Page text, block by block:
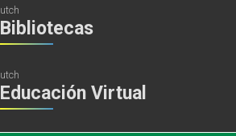
utch
Bibliotecas
utch
Educación Virtual